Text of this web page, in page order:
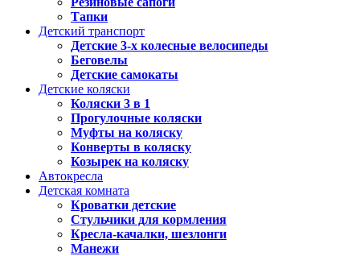
Тапки
Детский транспорт
Детские 3-х колесные велосипеды
Беговелы
Детские самокаты
Детские коляски
Коляски 3 в 1
Прогулочные коляски
Муфты на коляску
Конверты в коляску
Козырек на коляску
Автокресла
Детская комната
Кроватки детские
Стульчики для кормления
Кресла-качалки, шезлонги
Манежи